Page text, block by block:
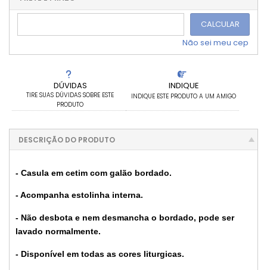
DÚVIDAS
TIRE SUAS DÚVIDAS SOBRE ESTE
PRODUTO
INDIQUE
INDIQUE ESTE PRODUTO A UM AMIGO
CALCULAR
Não sei meu cep
DESCRIÇÃO DO PRODUTO
- Casula em cetim com galão bordado.
- Acompanha estolinha interna.
- Não desbota e nem desmancha o bordado, pode ser
lavado normalmente.
- Disponível em todas as cores liturgicas.